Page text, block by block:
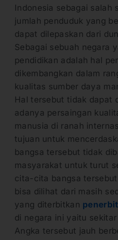
Indonesia sebagai salah
jumlah penduduk yang
dapat dilepaskan dari
Sebagai sebuah negara
pendidikan adalah hal
dikembangkan dalam
kualitas sumber daya
Hal tersebut tidak dapat
adanya persaingan
manusia di ranah
tujuan untuk
bangsa tersebut tidak
masyarakat untuk turut
cita-cita bangsa
bisa dilihat dari masih
yang diterbitkan
di negara ini yaitu
Angka tersebut jauh